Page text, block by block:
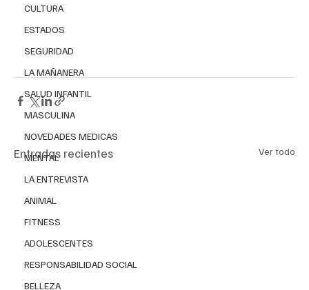
CULTURA
ESTADOS
SEGURIDAD
LA MAÑANERA
SALUD INFANTIL
MASCULINA
NOVEDADES MEDICAS
MENTAL
LA ENTREVISTA
ANIMAL
FITNESS
ADOLESCENTES
RESPONSABILIDAD SOCIAL
BELLEZA
Entradas recientes Ver todo